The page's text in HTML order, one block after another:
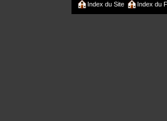
Index du Site Index du